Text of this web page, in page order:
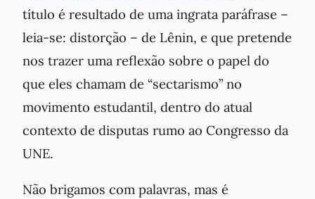
título é resultado de uma ingrata paráfrase –
leia-se: distorção – de Lênin, e que pretende
nos trazer uma reflexão sobre o papel do
que eles chamam de “sectarismo” no
movimento estudantil, dentro do atual
contexto de disputas rumo ao Congresso da
UNE.
Não brigamos com palavras, mas é